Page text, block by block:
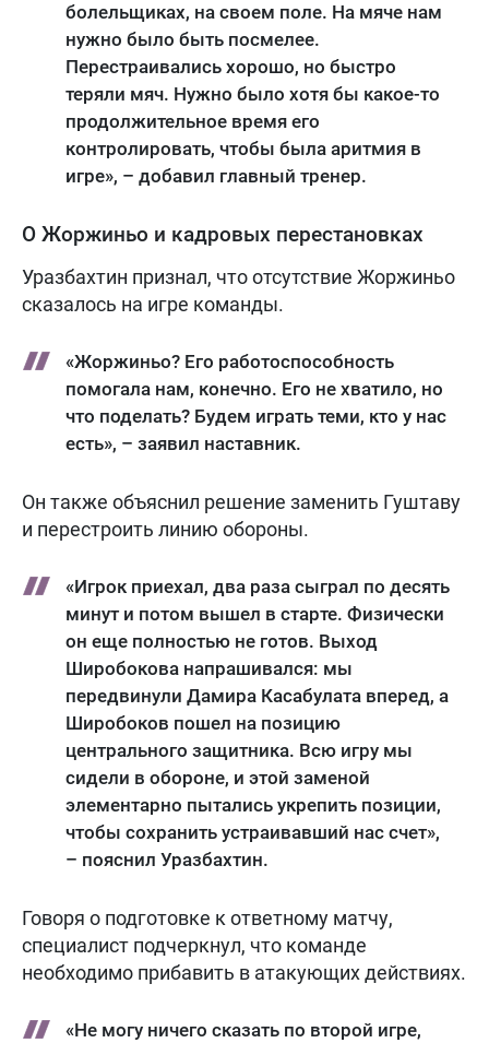
болельщиках, на своем поле. На мяче нам
нужно было быть посмелее.
Перестраивались хорошо, но быстро
теряли мяч. Нужно было хотя бы какое-то
продолжительное время его
контролировать, чтобы была аритмия в
игре», – добавил главный тренер.
О Жоржиньо и кадровых перестановках
Уразбахтин признал, что отсутствие Жоржиньо
сказалось на игре команды.
«Жоржиньо? Его работоспособность
помогала нам, конечно. Его не хватило, но
что поделать? Будем играть теми, кто у нас
есть», – заявил наставник.
Он также объяснил решение заменить Гуштаву
и перестроить линию обороны.
«Игрок приехал, два раза сыграл по десять
минут и потом вышел в старте. Физически
он еще полностью не готов. Выход
Широбокова напрашивался: мы
передвинули Дамира Касабулата вперед, а
Широбоков пошел на позицию
центрального защитника. Всю игру мы
сидели в обороне, и этой заменой
элементарно пытались укрепить позиции,
чтобы сохранить устраивавший нас счет»,
– пояснил Уразбахтин.
Говоря о подготовке к ответному матчу,
специалист подчеркнул, что команде
необходимо прибавить в атакующих действиях.
«Не могу ничего сказать по второй игре,